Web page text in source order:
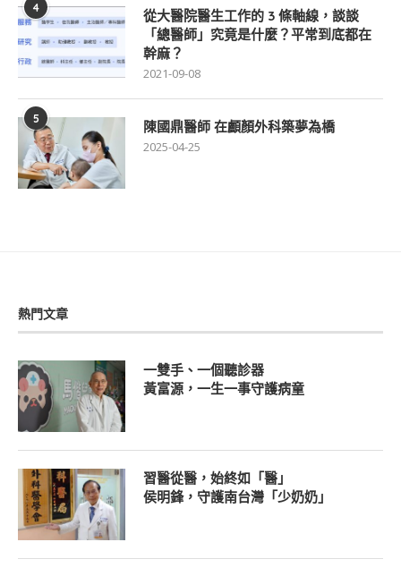
4
從大醫院醫生工作的 3 條軸線，談談
「總醫師」究竟是什麼？平常到底都在
幹麻？
2021-09-08
5 陳國鼎醫師 在顱顏外科築夢為橋
2025-04-25
熱門文章
一雙手、一個聽診器
黃富源，一生一事守護病童
習醫從醫，始終如「醫」
侯明鋒，守護南台灣「少奶奶」